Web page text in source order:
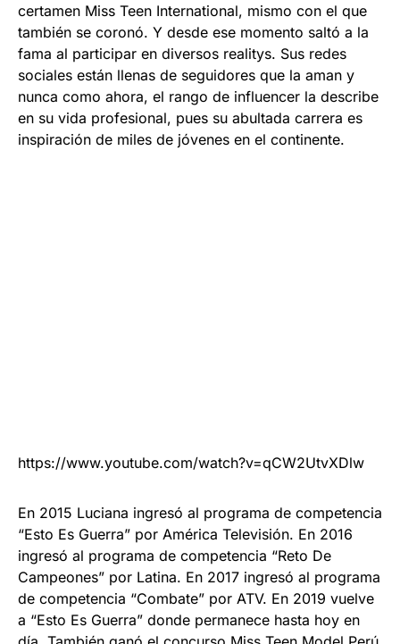
certamen Miss Teen International, mismo con el que
también se coronó. Y desde ese momento saltó a la
fama al participar en diversos realitys. Sus redes
sociales están llenas de seguidores que la aman y
nunca como ahora, el rango de influencer la describe
en su vida profesional, pues su abultada carrera es
inspiración de miles de jóvenes en el continente.
https://www.youtube.com/watch?v=qCW2UtvXDlw
En 2015 Luciana ingresó al programa de competencia
“Esto Es Guerra” por América Televisión. En 2016
ingresó al programa de competencia “Reto De
Campeones” por Latina. En 2017 ingresó al programa
de competencia “Combate” por ATV. En 2019 vuelve
a “Esto Es Guerra” donde permanece hasta hoy en